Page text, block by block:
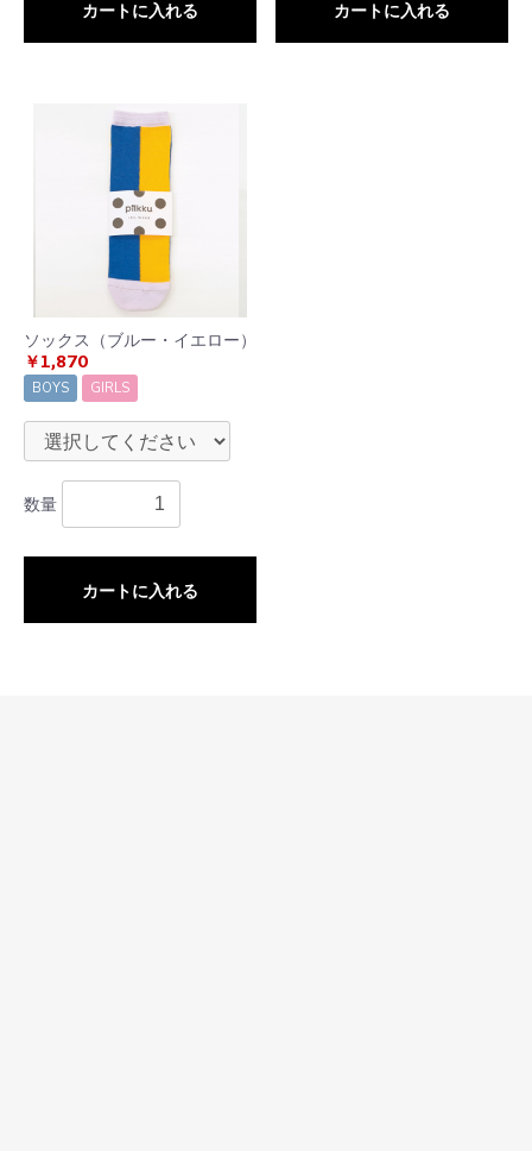
カートに入れる カートに入れる
ソックス（ブルー・イエロー）
￥1,870
BOYS GIRLS
数量
カートに入れる